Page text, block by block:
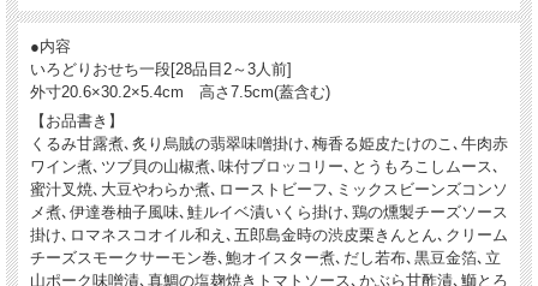
●内容
いろどりおせち一段[28品目2～3人前]
外寸20.6×30.2×5.4cm 高さ7.5cm(蓋含む)
【お品書き】
くるみ甘露煮､炙り烏賊の翡翠味噌掛け､梅香る姫皮たけのこ､牛肉赤
ワイン煮､ツブ貝の山椒煮､味付ブロッコリー､とうもろこしムース､
蜜汁叉焼､大豆やわらか煮､ローストビーフ､ミックスビーンズコンソ
メ煮､伊達巻柚子風味､鮭ルイベ漬いくら掛け､鶏の燻製チーズソース
掛け､ロマネスコオイル和え､五郎島金時の渋皮栗きんとん､クリーム
チーズスモークサーモン巻､鮑オイスター煮､だし若布､黒豆金箔､立
山ポーク味噌漬､真鯛の塩麹焼きトマトソース､かぶら甘酢漬､鰤とろ